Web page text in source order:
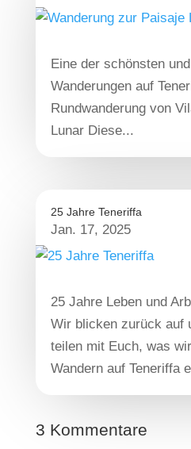
Eine der schönsten
Wanderungen auf
Rundwanderung von
Lunar Diese...
25 Jahre Teneriffa
Jan. 17, 2025
25 Jahre Leben und
Wir blicken zurück auf
teilen mit Euch, was
Wandern auf Teneriffa
3 Kommentare